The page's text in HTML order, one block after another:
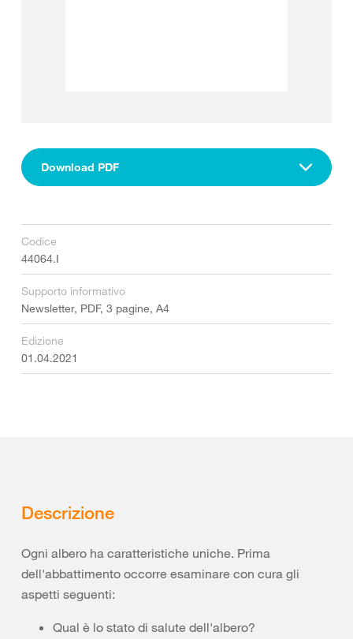
Download PDF
Codice
44064.I
Supporto informativo
Newsletter, PDF, 3 pagine, A4
Edizione
01.04.2021
Descrizione
Ogni albero ha caratteristiche uniche. Prima
dell'abbattimento occorre esaminare con cura gli
aspetti seguenti:
Qual è lo stato di salute dell'albero?